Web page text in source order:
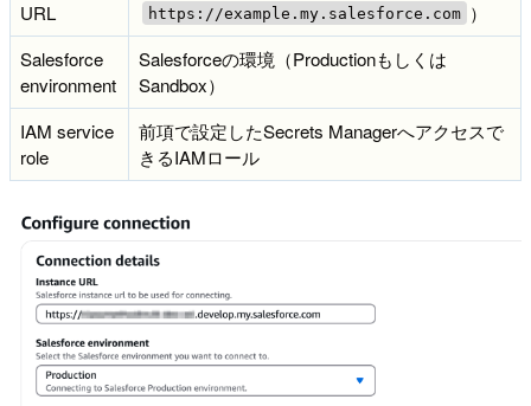
URL
https://example.my.salesforce.com
）
Salesforce
environment
Salesforceの環境（Productionもしくは
Sandbox）
IAM service
role
前項で設定したSecrets Managerへアクセスで
きるIAMロール